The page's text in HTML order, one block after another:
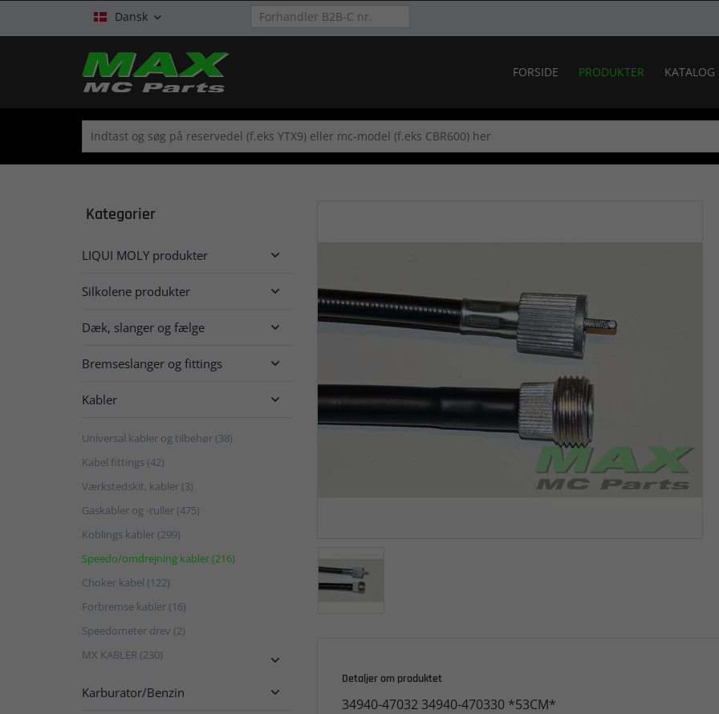
Dansk 
FORSIDE PRODUKTER KATALOG
Kategorier
LIQUI MOLY produkter 
Silkolene produkter 
Dæk, slanger og fælge 
Bremseslanger og fittings 
Kabler 
Universal kabler og tilbehør (38)
Kabel fittings (42)
Værkstedskit, kabler (3)
Gaskabler og -ruller (475)
Koblings kabler (299)
Speedo/omdrejning kabler (216)
Choker kabel (122)
Forbremse kabler (16)
Speedometer drev (2)
MX KABLER (230)

Karburator/Benzin 
Detaljer om produktet
34940-47032 34940-470330 *53CM*